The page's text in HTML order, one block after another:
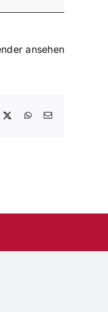
ansehen
WhatsApp
E-